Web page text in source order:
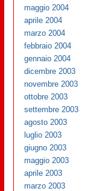
maggio 2004
aprile 2004
marzo 2004
febbraio 2004
gennaio 2004
dicembre 2003
novembre 2003
ottobre 2003
settembre 2003
agosto 2003
luglio 2003
giugno 2003
maggio 2003
aprile 2003
marzo 2003